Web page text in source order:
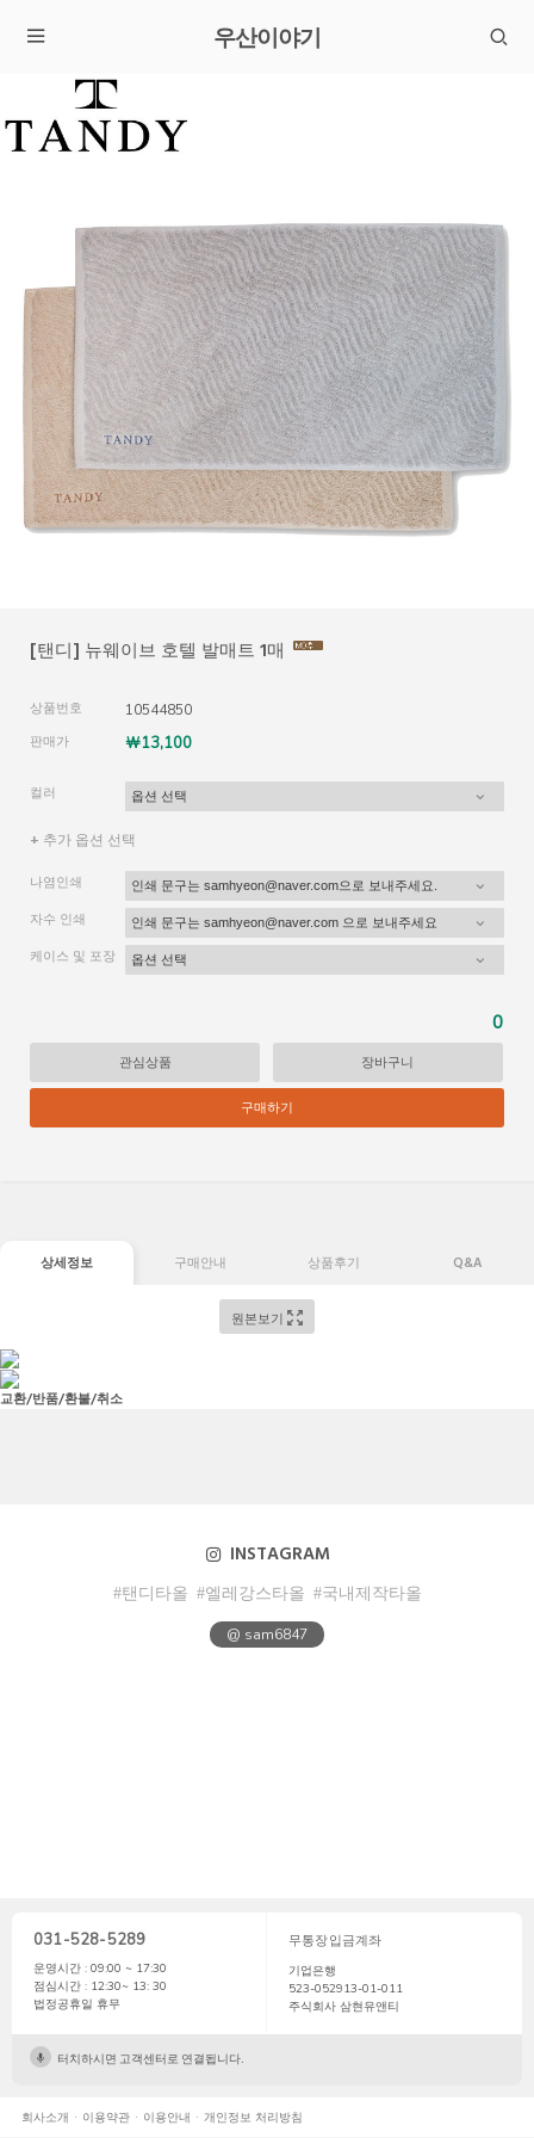
우산이야기
[탠디] 뉴웨이브 호텔 발매트 1매
상품번호 10544850
판매가 ￦13,100
컬러
+ 추가 옵션 선택
나염인쇄
자수 인쇄
케이스 및 포장
0
관심상품 장바구니
구매하기
상세정보 구매안내 상품후기 Q&A
원본보기
교환/반품/환불/취소
INSTAGRAM
#탠디타올 #엘레강스타올 #국내제작타올
@ sam6847
031-528-5289
운영시간 : 09:00 ~ 17:30
점심시간 : 12:30~ 13: 30
법정공휴일 휴무
무통장입금계좌
기업은행
523-052913-01-011
주식회사 삼현유앤티
터치하시면 고객센터로 연결됩니다.
회사소개 이용약관 이용안내 개인정보 처리방침